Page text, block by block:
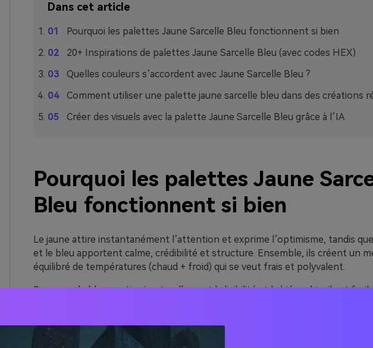
Dans cet article
Pourquoi les palettes Jaune Sarcelle Bleu fonctionnent si bien
20+ Inspirations de palettes Jaune Sarcelle Bleu (avec codes HEX)
Quelles couleurs s’accordent avec Jaune Sarcelle Bleu ?
Comment utiliser une palette jaune sarcelle bleu dans des créations
Créer des visuels avec la palette Jaune Sarcelle Bleu grâce à l’IA
Pourquoi les palettes Jaune
Bleu fonctionnent si bien
Le jaune attire instantanément l’attention et exprime l’optimisme, tandis
et le bleu apportent calme, crédibilité et structure. Ensemble, ils créent un
équilibré de températures (chaud + froid) qui se veut frais et polyvalent.
Parce que le bleu soutient naturellement la lisibilité et la hiérarchie, il est
particulièrement efficace pour l’UI et les systèmes de branding.